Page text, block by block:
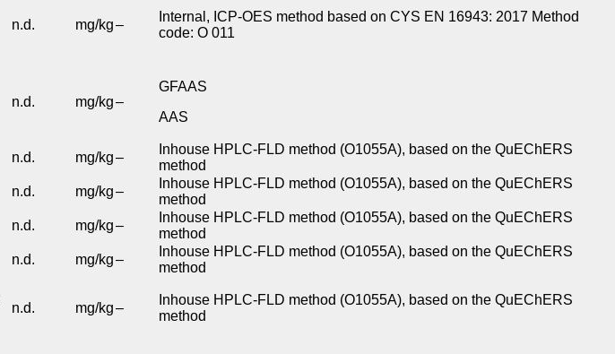
n.d. mg/kg–
Internal, ICP-OES method based on CYS EN 16943: 2017 Method
code: O 011
n.d. mg/kg–
GFAAS
AAS
n.d. mg/kg–
Inhouse HPLC-FLD method (Ο1055A), based on the QuEChERS
method
n.d. mg/kg–
Inhouse HPLC-FLD method (Ο1055A), based on the QuEChERS
method
n.d. mg/kg–
Inhouse HPLC-FLD method (Ο1055A), based on the QuEChERS
method
n.d. mg/kg–
Inhouse HPLC-FLD method (Ο1055A), based on the QuEChERS
method
n.d. mg/kg–
Inhouse HPLC-FLD method (Ο1055A), based on the QuEChERS
method